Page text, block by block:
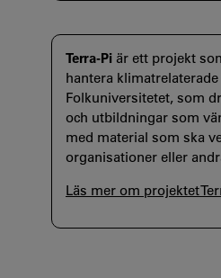
Terra-Pi är ett projekt
hantera
Folkuniversitetet, som
och utbildningar som
med material som ska
organisationer eller
Läs mer om projektet